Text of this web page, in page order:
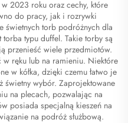
w 2023 roku oraz cechy, które
do pracy, jak i rozrywki
świetnych torb podróżnych dla
torba typu duffel. Takie torby są
przenieść wiele przedmiotów.
ręku lub na ramieniu. Niektóre
w kółka, dzięki czemu łatwo je
świetny wybór. Zaprojektowane
na plecach, pozwalając na
posiada specjalną kieszeń na
na podróż służbową.